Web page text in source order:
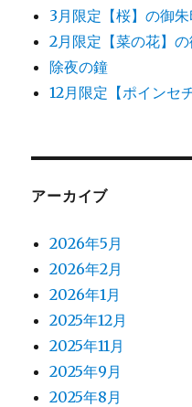
3月限定【桜】の御朱
2月限定【菜の花】
除夜の鐘
12月限定【ポインセ
アーカイブ
2026年5月
2026年2月
2026年1月
2025年12月
2025年11月
2025年9月
2025年8月